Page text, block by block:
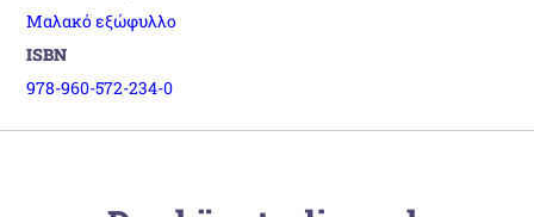
Μαλακό εξώφυλλο
ISBN
978-960-572-234-0